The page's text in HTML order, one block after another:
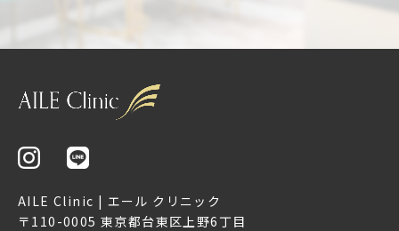
AILE Clinic | エール クリニック
〒110-0005 東京都台東区上野6丁目